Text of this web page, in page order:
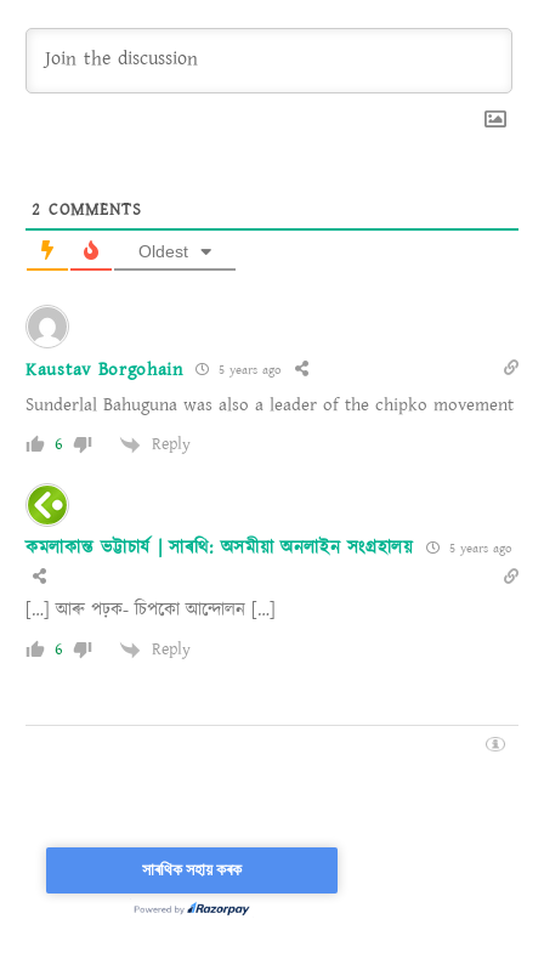
2 COMMENTS
Oldest
Kaustav Borgohain 5 years ago
Sunderlal Bahuguna was also a leader of the chipko movement
6 Reply
কমলাকান্ত ভট্টাচাৰ্য | সাৰথি: অসমীয়া অনলাইন সংগ্ৰহালয় 5 years ago
[…] আৰু পঢ়ক- চিপকো আন্দোলন […]
6 Reply